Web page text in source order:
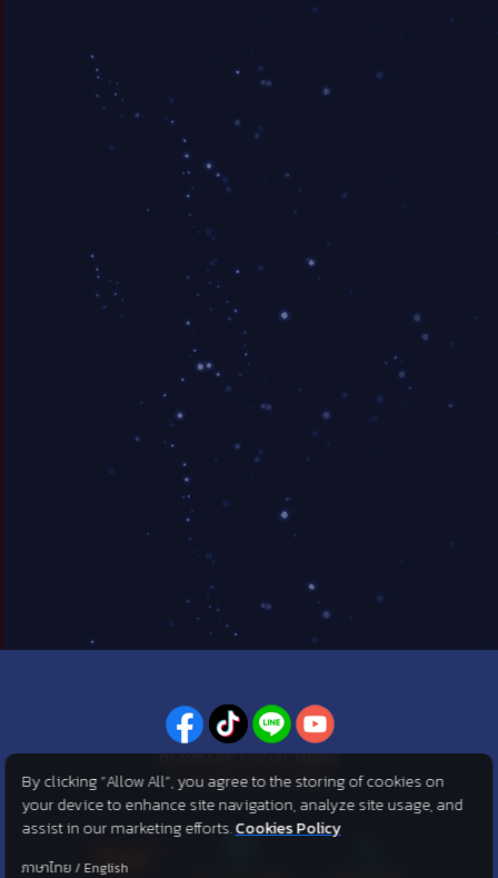
PLAYPARK SOCIAL MEDIA
ไม่พลาดทุกข่าวสารจาก PlayPark
By clicking “Allow All”, you agree to the storing of cookies on
your device to enhance site navigation, analyze site usage, and
assist in our marketing efforts.Cookies Policy
ภาษาไทย / English